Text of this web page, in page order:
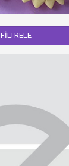
FİLTRELE